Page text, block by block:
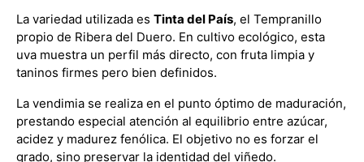
La variedad utilizada es Tinta del País, el Tempranillo
propio de Ribera del Duero. En cultivo ecológico, esta
uva muestra un perfil más directo, con fruta limpia y
taninos firmes pero bien definidos.
La vendimia se realiza en el punto óptimo de maduración,
prestando especial atención al equilibrio entre azúcar,
acidez y madurez fenólica. El objetivo no es forzar el
grado, sino preservar la identidad del viñedo.